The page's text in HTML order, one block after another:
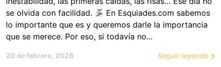
se olvida con facilidad.
En Esquiades.com sabemos
lo importante que es y queremos darle la importancia
que se merece. Por eso, si todavía no...
20 de febrero, 2026 Seguir leyendo